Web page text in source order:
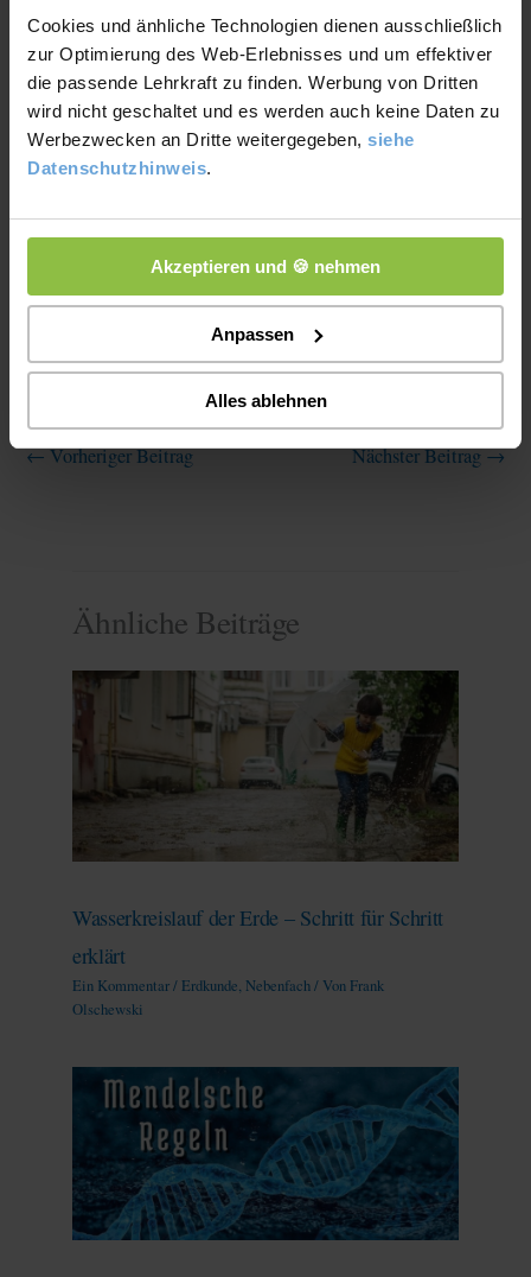
Cookies und änhliche Technologien dienen ausschließlich
zur Optimierung des Web-Erlebnisses und um effektiver
die passende Lehrkraft zu finden. Werbung von Dritten
wird nicht geschaltet und es werden auch keine Daten zu
Werbezwecken an Dritte weitergegeben, siehe
Datenschutzhinweis.
Akzeptieren und 🍪 nehmen
Anpassen
Alles ablehnen
seinem Masterabschluss in Betriebswirtschaftslehre ins Leben
gerufen hat. Bereits während seines Studiums sammelte er
umfangreiche Unterrichtserfahrung und betreute über 500
Schüler:innen in verschiedenen Fächern. Bis heute entwickelt
er Lernmaterialien weiter, optimiert digitale Lernprozesse und
Autor im Blog „Lernen leicht gemacht“ teilt er regelmäßig
praktische Tipps, Hintergrundwissen und Erklärungen rund um
Schule, Lernen und Prüfungen.
←Vorheriger Beitrag Nächster Beitrag→
Ähnliche Beiträge
Wasserkreislauf der Erde – Schritt für Schritt
erklärt
Ein Kommentar/ Erdkunde, Nebenfach/ Von Frank
Olschewski